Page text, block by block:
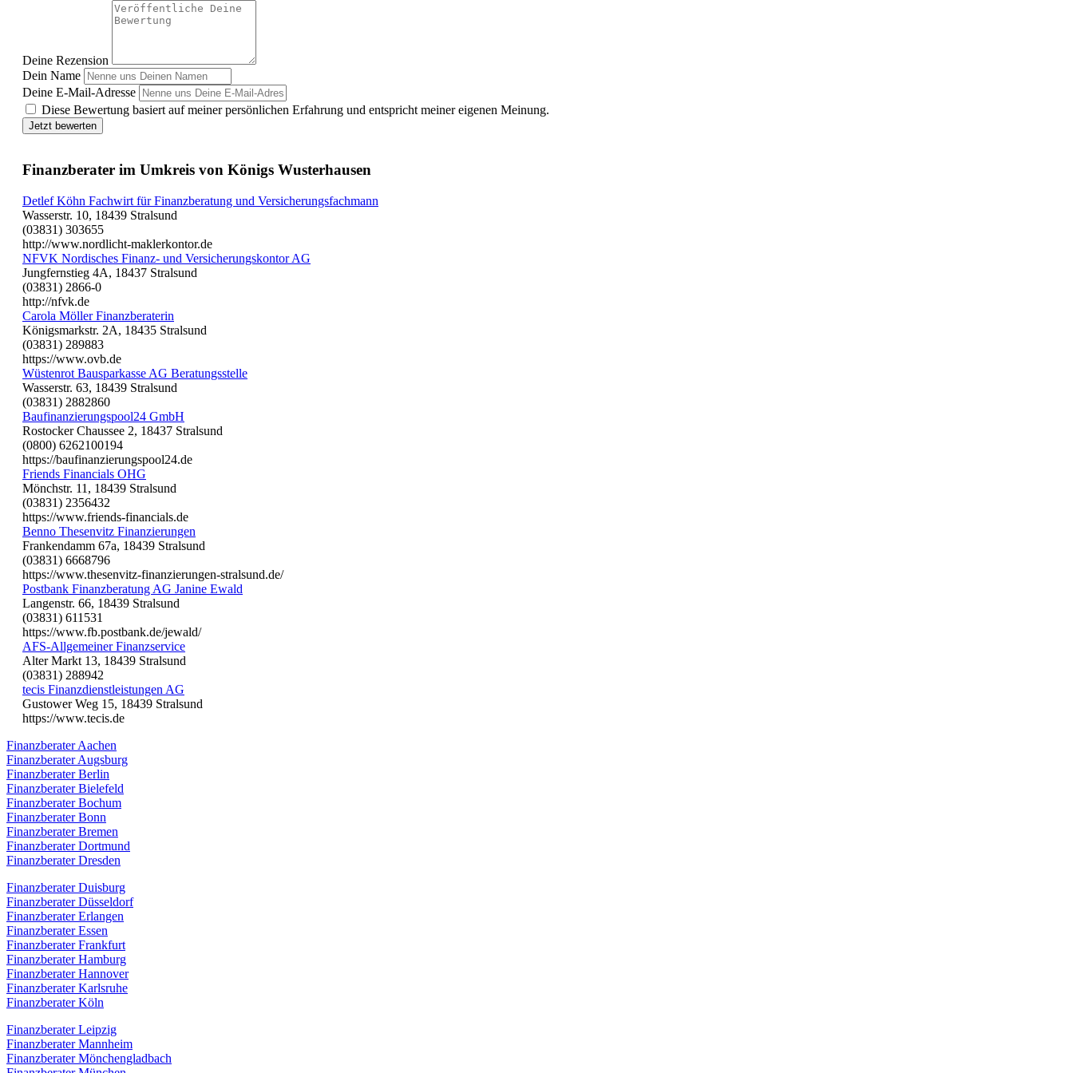
Deine Rezension
Dein Name
Deine E-Mail-Adresse
Diese Bewertung basiert auf meiner persönlichen Erfahrung und entspricht meiner eigenen Meinung.
Jetzt bewerten
Finanzberater im Umkreis von Königs Wusterhausen
Detlef Köhn Fachwirt für Finanzberatung und Versicherungsfachmann
Wasserstr. 10, 18439 Stralsund
(03831) 303655
http://www.nordlicht-maklerkontor.de
NFVK Nordisches Finanz- und Versicherungskontor AG
Jungfernstieg 4A, 18437 Stralsund
(03831) 2866-0
http://nfvk.de
Carola Möller Finanzberaterin
Königsmarkstr. 2A, 18435 Stralsund
(03831) 289883
https://www.ovb.de
Wüstenrot Bausparkasse AG Beratungsstelle
Wasserstr. 63, 18439 Stralsund
(03831) 2882860
Baufinanzierungspool24 GmbH
Rostocker Chaussee 2, 18437 Stralsund
(0800) 6262100194
https://baufinanzierungspool24.de
Friends Financials OHG
Mönchstr. 11, 18439 Stralsund
(03831) 2356432
https://www.friends-financials.de
Benno Thesenvitz Finanzierungen
Frankendamm 67a, 18439 Stralsund
(03831) 6668796
https://www.thesenvitz-finanzierungen-stralsund.de/
Postbank Finanzberatung AG Janine Ewald
Langenstr. 66, 18439 Stralsund
(03831) 611531
https://www.fb.postbank.de/jewald/
AFS-Allgemeiner Finanzservice
Alter Markt 13, 18439 Stralsund
(03831) 288942
tecis Finanzdienstleistungen AG
Gustower Weg 15, 18439 Stralsund
https://www.tecis.de
Finanzberater Aachen
Finanzberater Augsburg
Finanzberater Berlin
Finanzberater Bielefeld
Finanzberater Bochum
Finanzberater Bonn
Finanzberater Bremen
Finanzberater Dortmund
Finanzberater Dresden
Finanzberater Duisburg
Finanzberater Düsseldorf
Finanzberater Erlangen
Finanzberater Essen
Finanzberater Frankfurt
Finanzberater Hamburg
Finanzberater Hannover
Finanzberater Karlsruhe
Finanzberater Köln
Finanzberater Leipzig
Finanzberater Mannheim
Finanzberater Mönchengladbach